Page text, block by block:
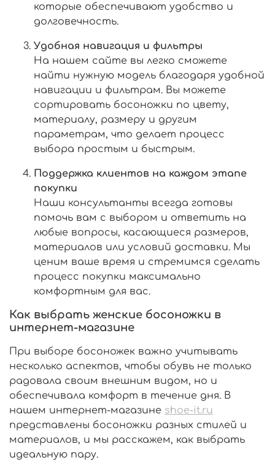
которые обеспечивают удобство и
долговечность.
Удобная навигация и фильтры
На нашем сайте вы легко сможете
найти нужную модель благодаря удобной
навигации и фильтрам. Вы можете
сортировать босоножки по цвету,
материалу, размеру и другим
параметрам, что делает процесс
выбора простым и быстрым.
Поддержка клиентов на каждом этапе
покупки
Наши консультанты всегда готовы
помочь вам с выбором и ответить на
любые вопросы, касающиеся размеров,
материалов или условий доставки. Мы
ценим ваше время и стремимся сделать
процесс покупки максимально
комфортным для вас.
Как выбрать женские босоножки в
интернет-магазине
При выборе босоножек важно учитывать
несколько аспектов, чтобы обувь не только
радовала своим внешним видом, но и
обеспечивала комфорт в течение дня. В
нашем интернет-магазине shoe-it.ru
представлены босоножки разных стилей и
материалов, и мы расскажем, как выбрать
идеальную пару.